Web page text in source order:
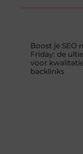
Boost je SEO
Friday: de
voor
backlinks